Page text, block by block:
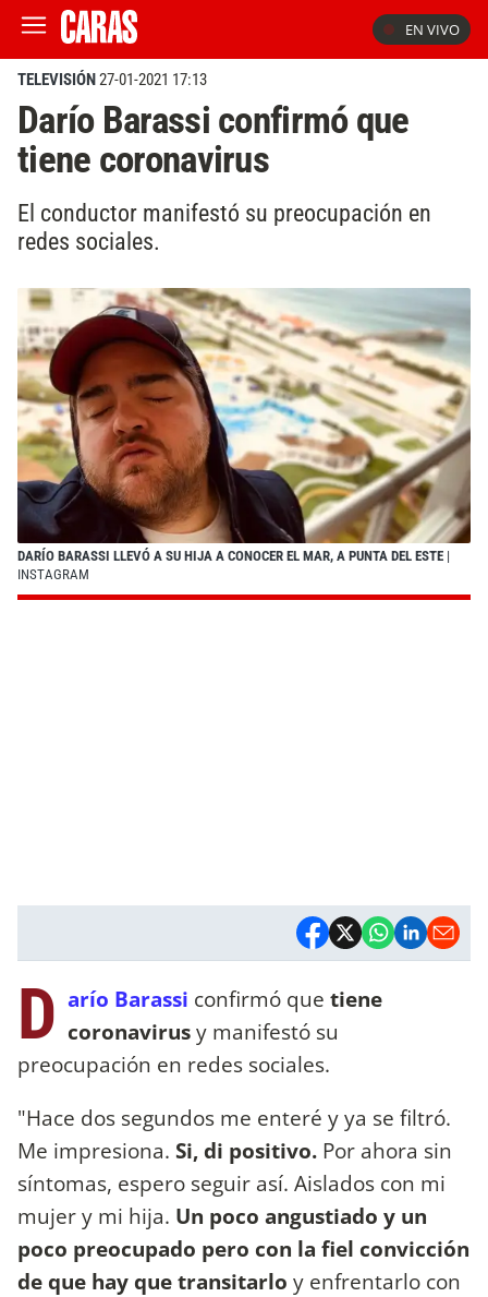
EN VIVO
TELEVISIÓN27-01-2021 17:13
Darío Barassi confirmó que
tiene coronavirus
El conductor manifestó su preocupación en
redes sociales.
DARÍO BARASSI LLEVÓ A SU HIJA A CONOCER EL MAR, A PUNTA DEL ESTE |
INSTAGRAM
D arío Barassi confirmó que tiene
coronavirusy manifestó su
preocupación en redes sociales.
"Hace dos segundos me enteré y ya se filtró.
Me impresiona. Si, di positivo. Por ahora sin
síntomas, espero seguir así. Aislados con mi
mujer y mi hija. Un poco angustiado y un
poco preocupado pero con la fiel convicción
de que hay que transitarlo y enfrentarlo con